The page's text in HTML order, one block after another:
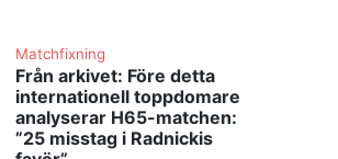
Matchfixning
Från arkivet: Före detta
internationell toppdomare
analyserar H65-matchen:
”25 misstag i Radnickis